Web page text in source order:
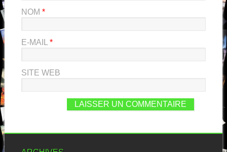
NOM *
E-MAIL *
SITE WEB